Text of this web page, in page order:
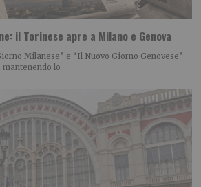
il Torinese apre a Milano e Genova
Milanese” e “Il Nuovo Giorno Genovese”
mantenendo lo